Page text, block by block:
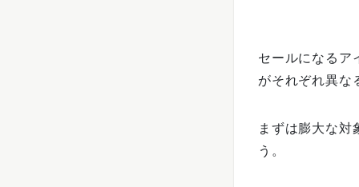
セールになるア
がそれぞれ異な
まずは膨大な対
う。